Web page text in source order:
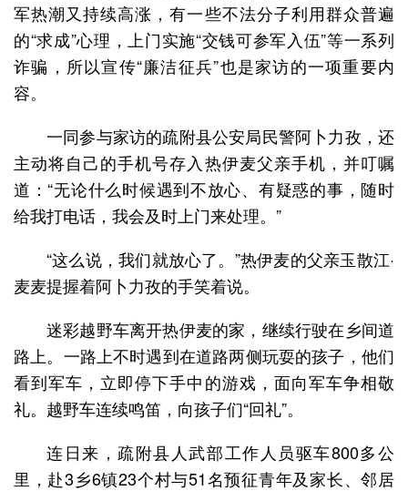
军热潮又持续高涨，有一些不法分子利用群众普遍
的“求成”心理，上门实施“交钱可参军入伍”等一系列
诈骗，所以宣传“廉洁征兵”也是家访的一项重要内
容。
一同参与家访的疏附县公安局民警阿卜力孜，还
主动将自己的手机号存入热伊麦父亲手机，并叮嘱
道：“无论什么时候遇到不放心、有疑惑的事，随时
给我打电话，我会及时上门来处理。”
“这么说，我们就放心了。”热伊麦的父亲玉散江·
麦麦提握着阿卜力孜的手笑着说。
迷彩越野车离开热伊麦的家，继续行驶在乡间道
路上。一路上不时遇到在道路两侧玩耍的孩子，他们
看到军车，立即停下手中的游戏，面向军车争相敬
礼。越野车连续鸣笛，向孩子们“回礼”。
连日来，疏附县人武部工作人员驱车800多公
里，赴3乡6镇23个村与51名预征青年及家长、邻居